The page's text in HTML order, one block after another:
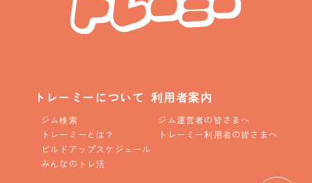
トレーミーについて
ジム検索
トレーミーとは？
ビルドアップスケジュール
みんなのトレ活
利用者案内
ジム運営者の皆さまへ
トレーミー利用者の皆さまへ